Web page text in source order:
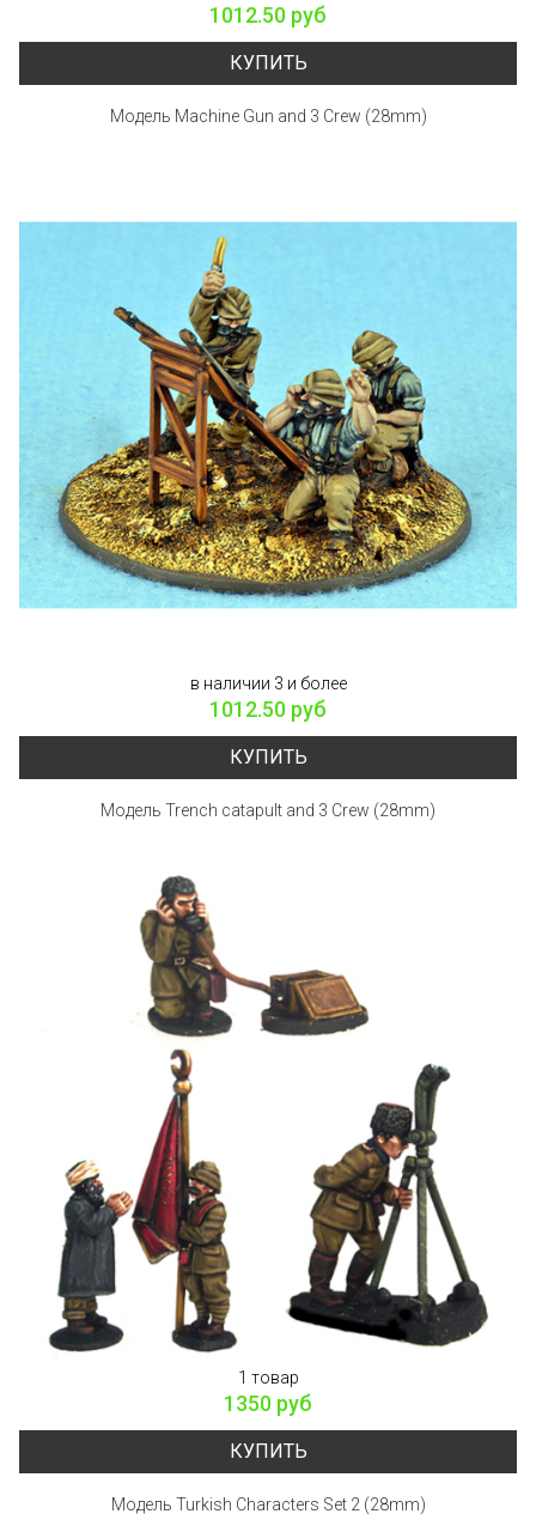
1012.50 руб
КУПИТЬ
Модель Machine Gun and 3 Crew (28mm)
в наличии 3 и более
1012.50 руб
КУПИТЬ
Модель Trench catapult and 3 Crew (28mm)
1 товар
1350 руб
КУПИТЬ
Модель Turkish Characters Set 2 (28mm)